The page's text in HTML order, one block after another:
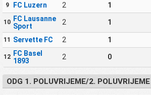
9 FC Luzern 2 1
10 FC Lausanne
Sport
2 1
11 Servette FC 2 1
12 FC Basel
1893
2 0
ODG 1. POLUVRIJEME/2. POLUVRIJEME